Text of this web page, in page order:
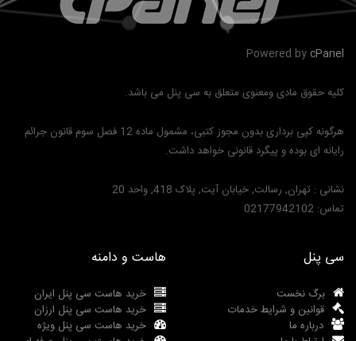
Powered by cPanel
کلیه حقوق مادی ومعنوی متعلق به سی پنل می باشد.
هرگونه کپی برداری بدون مجوز کتبی، مشمول ماده 12 فصل سوم قانون جرائم
رایانه ای بوده و پیگرد قانونی خواهد داشت.
نشانی : تهران, رسالت, خیابان آیت, پلاک 418, واحد 20
تماس:
سی پنل
برگ نخست
قوانین و شرایط خدمات
درباره ما
هاست و دامنه
خرید هاست سی پنل ایران
خرید هاست سی پنل ارزان
خرید هاست سی پنل ویژه